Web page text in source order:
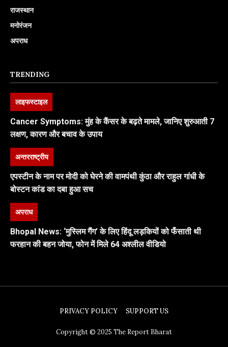
राजस्थान
मनोरंजन
अपराध
TRENDING
लाइफस्टाइल
Cancer Symptoms: मुंह के कैंसर के बढ़ते मामले, जानिए शुरुआती 7
लक्षण, कारण और बचाव के उपाय
अन्तरराष्ट्रीय
एपस्टीन के नाम पर मोदी को घेरने की वामपंथी कुंठा और राहुल गांधी के
बोस्टन कांड का दबा हुआ सच
अपराध
Bhopal News: ‘मुस्लिम गैंग’ के लिए हिंदू लड़कियों को फँसाती थी
फरहान की बहन जोया, फोन में मिले 64 अश्लील वीडियो
PRIVACY POLICY SUPPORT US
Copyright © 2025 The Report Bharat